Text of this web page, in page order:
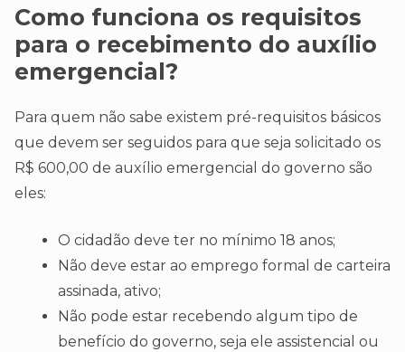
Como funciona os requisitos
para o recebimento do auxílio
emergencial?
Para quem não sabe existem pré-requisitos básicos
que devem ser seguidos para que seja solicitado os
R$ 600,00 de auxílio emergencial do governo são
eles:
O cidadão deve ter no mínimo 18 anos;
Não deve estar ao emprego formal de carteira
assinada, ativo;
Não pode estar recebendo algum tipo de
benefício do governo, seja ele assistencial ou